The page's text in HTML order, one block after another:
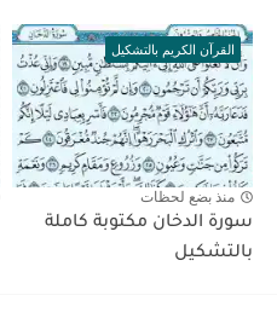
القرآن الكريم بالتشكيل
منذ بضع لحظات
سورة الدخان مكتوبة كاملة
بالتشكيل